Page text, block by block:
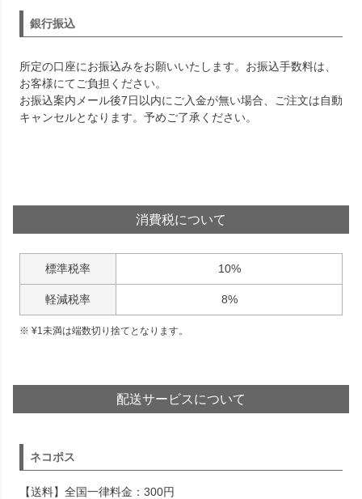
銀行振込
所定の口座にお振込みをお願いいたします。お振込手数料は、
お客様にてご負担ください。
お振込案内メール後7日以内にご入金が無い場合、ご注文は自動
キャンセルとなります。予めご了承ください。
消費税について
標準税率 10%
軽減税率 8%
¥1 未満は端数切り捨てとなります。
配送サービスについて
ネコポス
【送料】全国一律料金：300円